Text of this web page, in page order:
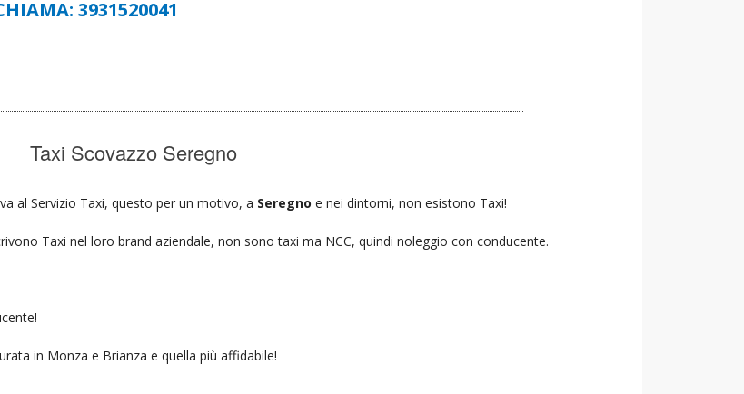
3931520041
Taxi Scovazzo Seregno
al Servizio Taxi, questo per un motivo, a Seregno e nei dintorni, non esistono Taxi!
Taxi nel loro brand aziendale, non sono taxi ma NCC, quindi noleggio con conducente.
in Monza e Brianza e quella più affidabile!